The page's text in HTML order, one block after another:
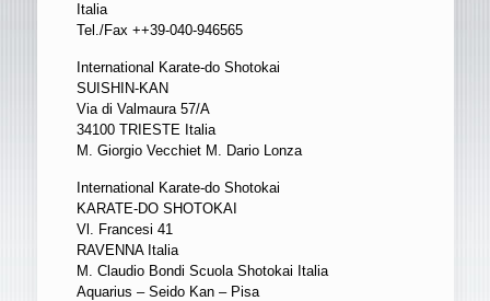
Italia
Tel./Fax ++39-040-946565
International Karate-do Shotokai
SUISHIN-KAN
Via di Valmaura 57/A
34100 TRIESTE Italia
M. Giorgio Vecchiet M. Dario Lonza
International Karate-do Shotokai
KARATE-DO SHOTOKAI
Vl. Francesi 41
RAVENNA Italia
M. Claudio Bondi Scuola Shotokai Italia
Aquarius – Seido Kan – Pisa